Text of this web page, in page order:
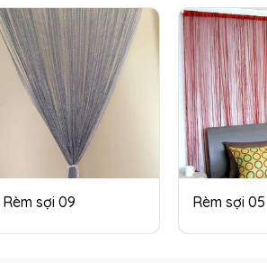
Rèm sợi 09 Rèm sợi 05